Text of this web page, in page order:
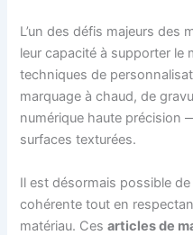
L’un des défis majeurs des
leur capacité à supporter le
techniques de
marquage à chaud, de
numérique haute précision
surfaces texturées.
Il est désormais possible
cohérente tout en
matériau. Cesarticles de